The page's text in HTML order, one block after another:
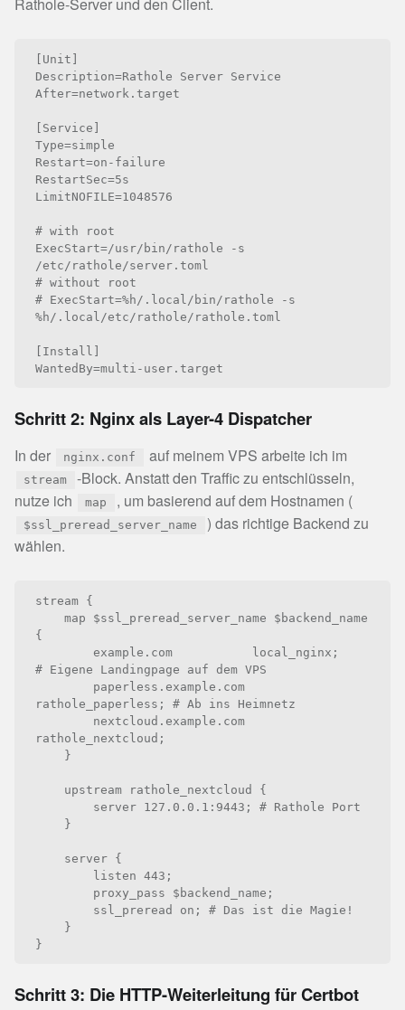
[Unit]
Description=Rathole Server Service
After=network.target
[Service]
Type=simple
Restart=on-failure
RestartSec=5s
LimitNOFILE=1048576
# with root
ExecStart=/usr/bin/rathole -s
/etc/rathole/server.toml
# without root
# ExecStart=%h/.local/bin/rathole -s
%h/.local/etc/rathole/rathole.toml
[Install]
Schritt 2: Nginx als Layer-4 Dispatcher
In der nginx.conf auf meinem VPS arbeite ich im
stream
-Block. Anstatt den Traffic zu entschlüsseln,
nutze ich
map , um basierend auf dem Hostnamen (
$ssl_preread_server_name
) das richtige Backend zu
wählen.
stream {
    map $ssl_preread_server_name $backend_name
{
# Eigene Landingpage auf dem VPS
rathole_paperless; # Ab ins Heimnetz
rathole_nextcloud;
}
Schritt 3: Die HTTP-Weiterleitung für Certbot